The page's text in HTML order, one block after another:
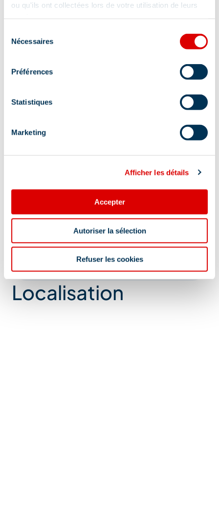
ou qu'ils ont collectées lors de votre utilisation de leurs
Nécessaires
Préférences
Statistiques
Marketing
Afficher les détails
Accepter
Autoriser la sélection
Refuser les cookies
Afficher +
Circuits touristiques
Ménage en fin de séjour
Réservation de prestations
Restauration
Lits faits à l'arrivée
Localisation